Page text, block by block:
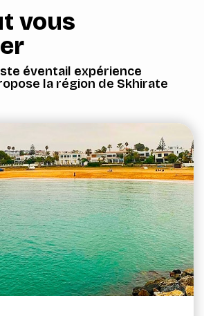
vous
éventail expérience
la région de Skhirate